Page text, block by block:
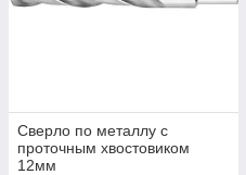
Сверло по металлу с
проточным хвостовиком
12мм